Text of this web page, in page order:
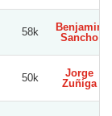
58k
Benjamin
Sancho
50k
Jorge
Zuñiga